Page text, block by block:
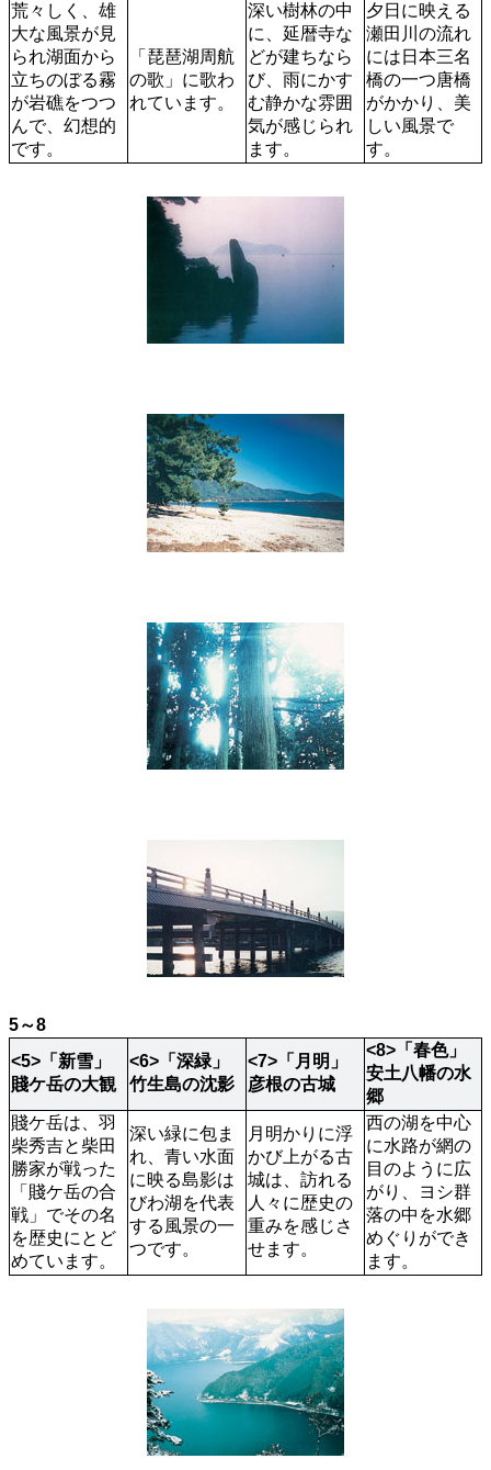
荒々しく、雄
大な風景が見
られ湖面から
立ちのぼる霧
が岩礁をつつ
んで、幻想的
です。
「琵琶湖周航
の歌」に歌わ
れています。
深い樹林の中
に、延暦寺な
どが建ちなら
び、雨にかす
む静かな雰囲
気が感じられ
ます。
夕日に映える
瀬田川の流れ
には日本三名
橋の一つ唐橋
がかかり、美
しい風景で
す。
5～8
<5>「新雪」
賤ケ岳の大観
<6>「深緑」
竹生島の沈影
<7>「月明」
彦根の古城
<8>「春色」
安土八幡の水
郷
賤ケ岳は、羽
柴秀吉と柴田
勝家が戦った
「賤ケ岳の合
戦」でその名
を歴史にとど
めています。
深い緑に包ま
れ、青い水面
に映る島影は
びわ湖を代表
する風景の一
つです。
月明かりに浮
かび上がる古
城は、訪れる
人々に歴史の
重みを感じさ
せます。
西の湖を中心
に水路が網の
目のように広
がり、ヨシ群
落の中を水郷
めぐりができ
ます。